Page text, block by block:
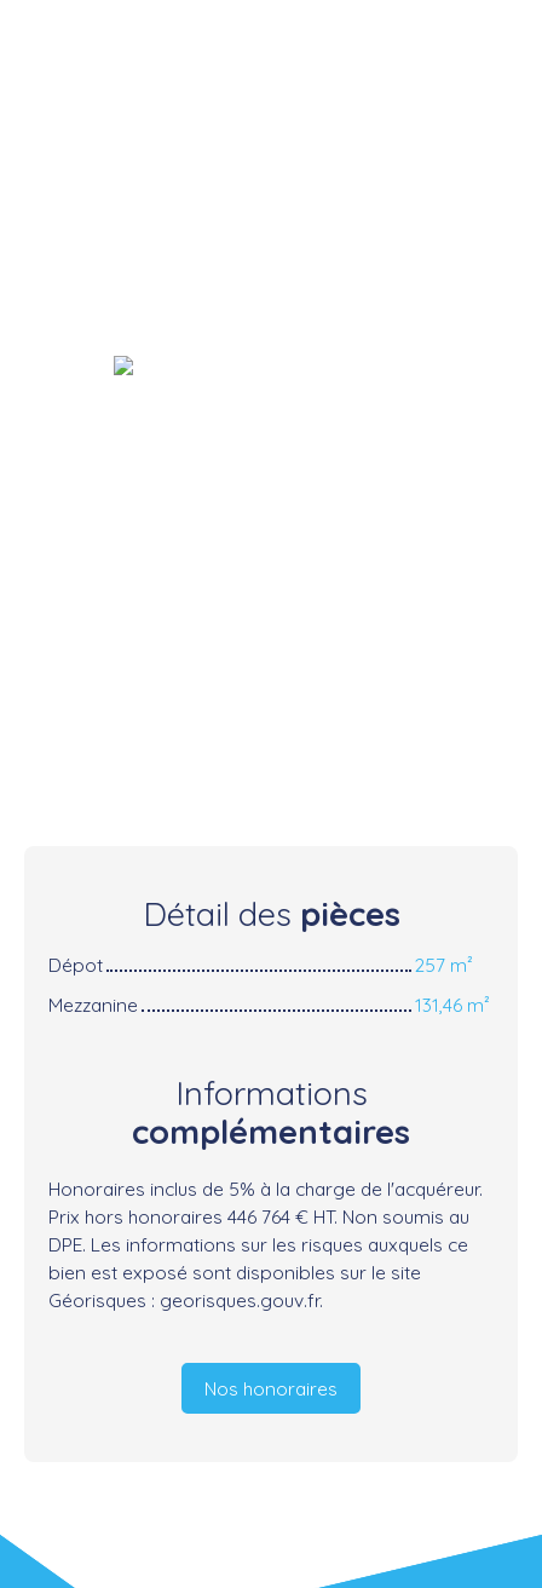
Détail des pièces
Dépot
257 m²
Mezzanine
131,46 m²
Informations
complémentaires
Honoraires inclus de 5% à la charge de l'acquéreur.
Prix hors honoraires 446 764 € HT. Non soumis au
DPE. Les informations sur les risques auxquels ce
bien est exposé sont disponibles sur le site
Géorisques : georisques.gouv.fr.
Nos honoraires